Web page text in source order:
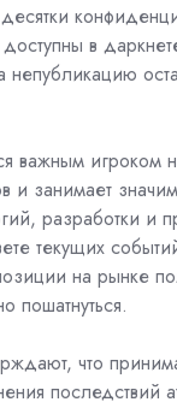
в
непубликацию
важным игроком
и занимает
разработки и
текущих
на рынке
пошатнуться.
что
последствий